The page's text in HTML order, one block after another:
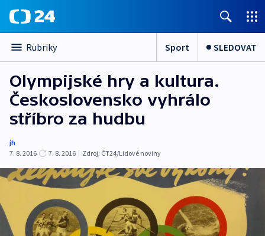
Rubriky Sport SLEDOVAT
Olympijské hry a kultura.
Československo vyhrálo
stříbro za hudbu
jh
7. 8. 2016
7. 8. 2016 | Zdroj: ČT24/Lidové noviny